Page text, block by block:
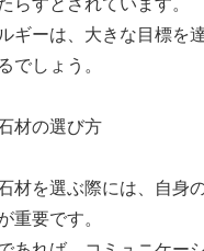
らすとされています。
ギーは、大きな目標を
でしょう。
材の選び方
材を選ぶ際には、自身
重要です。